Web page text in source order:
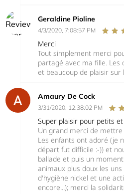
Geraldine Pioline
4/3/2020, 7:08:57 PM
Merci
Tout simplement merci
partagé avec ma fille. Les
et beaucoup de plaisir sur
Amaury De Cock
3/31/2020, 12:38:02 PM
Super plaisir pour petits
Un grand merci de
Les enfants ont adoré (je
départ fut difficile :-)) et
ballade et puis un
animaux plus doux les
d'hygiène nickel et une
encore...); merci la